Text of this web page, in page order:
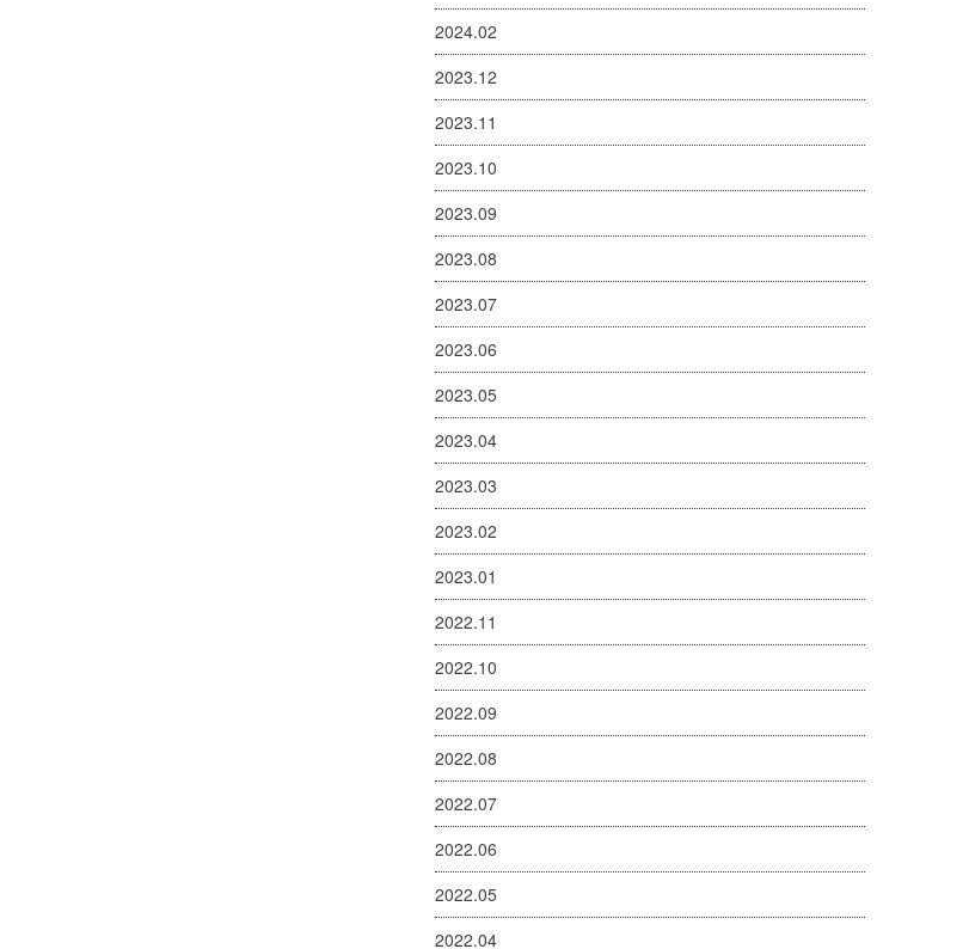
2024.02
2023.12
2023.11
2023.10
2023.09
2023.08
2023.07
2023.06
2023.05
2023.04
2023.03
2023.02
2023.01
2022.11
2022.10
2022.09
2022.08
2022.07
2022.06
2022.05
2022.04